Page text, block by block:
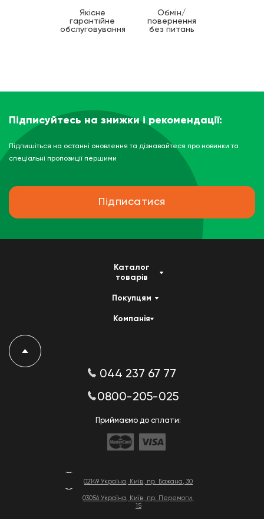
Якісне
гарантійне
обслуговування
Обмін/
повернення
без питань
Підписуйтесь на знижки і рекомендації:
Підпишіться на останні оновлення та дізнавайтеся про новинки та
спеціальні пропозиції першими
Підписатися
02149 Україна, Київ, пр. Бажана, 30
03056 Україна, Київ, пр. Перемоги,
15
Каталог
товарів
Покупцям
Компанія
044 237 67 77
0800-205-025
Приймаємо до сплати: